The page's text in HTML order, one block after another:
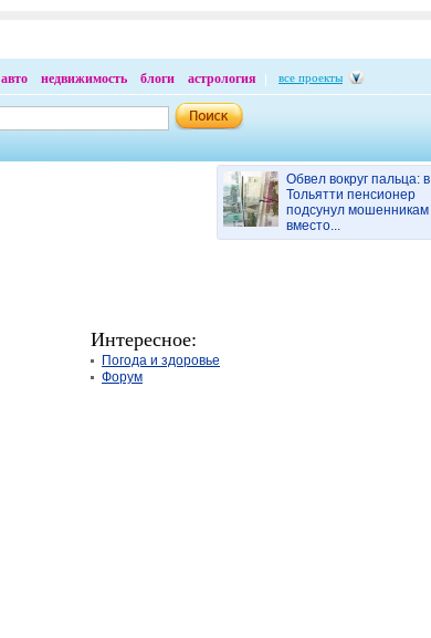
авто недвижимость блоги астрология все проекты
Обвел вокруг пальца: в
Тольятти пенсионер
подсунул мошенникам
вместо...
Интересное:
Погода и здоровье
Форум